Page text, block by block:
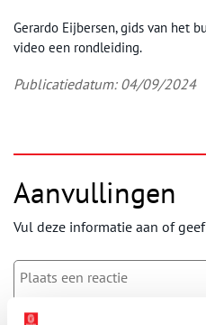
Gerardo Eijbersen, gids van het
video een rondleiding.
Publicatiedatum: 04/09/2024
Aanvullingen
Vul deze informatie aan of